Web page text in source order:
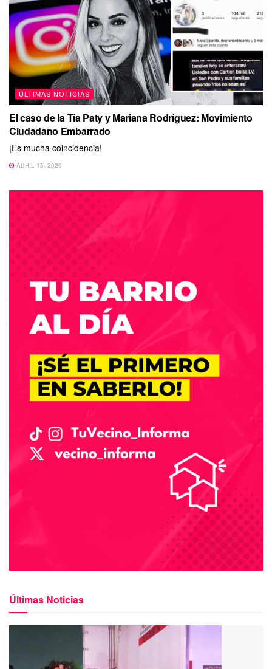
ÚLTIMAS NOTICIAS
El caso de la Tía Paty y Mariana Rodríguez: Movimiento
Ciudadano Embarrado
¡Es mucha coincidencia!
ABRIL 15, 2026
Últimas Noticias